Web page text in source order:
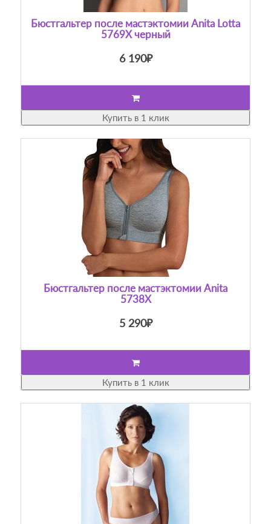
Бюстгальтер после мастэктомии Anita Lotta
5769X черный
6 190₽
Купить в 1 клик
Бюстгальтер после мастэктомии Anita
5738X
5 290₽
Купить в 1 клик